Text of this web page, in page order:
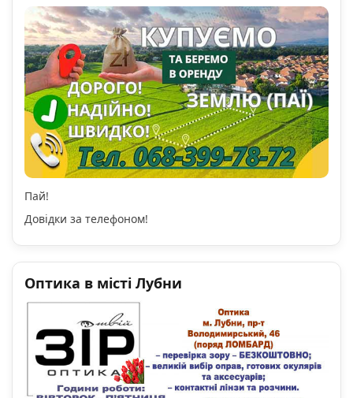
Пай!
Довідки за телефоном!
Оптика в місті Лубни